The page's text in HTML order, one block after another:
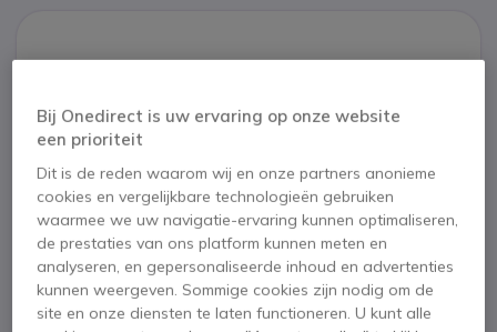
199,95 €
189,95 €
Bekijk opvolger
Bij Onedirect is uw ervaring op onze website
een prioriteit
Dit is de reden waarom wij en onze partners anonieme
cookies en vergelijkbare technologieën gebruiken
waarmee we uw navigatie-ervaring kunnen optimaliseren,
de prestaties van ons platform kunnen meten en
analyseren, en gepersonaliseerde inhoud en advertenties
kunnen weergeven. Sommige cookies zijn nodig om de
site en onze diensten te laten functioneren. U kunt alle